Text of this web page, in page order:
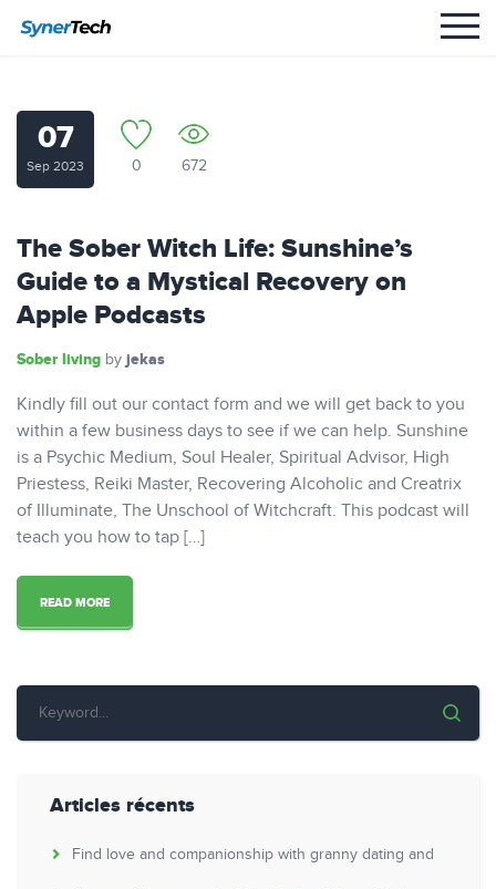
07
Sep 2023 0 672
‎The Sober Witch Life: Sunshine’s
Guide to a Mystical Recovery on
Apple Podcasts
Sober living by jekas
Kindly fill out our contact form and we will get back to you
within a few business days to see if we can help. Sunshine
is a Psychic Medium, Soul Healer, Spiritual Advisor, High
Priestess, Reiki Master, Recovering Alcoholic and Creatrix
of Illuminate, The Unschool of Witchcraft. This podcast will
teach you how to tap […]
READ MORE
Articles récents
Find love and companionship with granny dating and